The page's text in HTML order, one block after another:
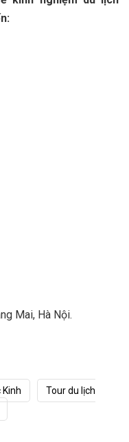
Mai, Hà Nội.
Kinh
Tour du lịch